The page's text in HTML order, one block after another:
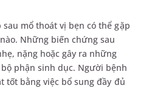
mổ thoát vị bẹn có thể gặp
Những biến chứng sau
nặng hoặc gây ra những
phận sinh dục. Người bệnh
tốt bằng việc bổ sung đầy đủ